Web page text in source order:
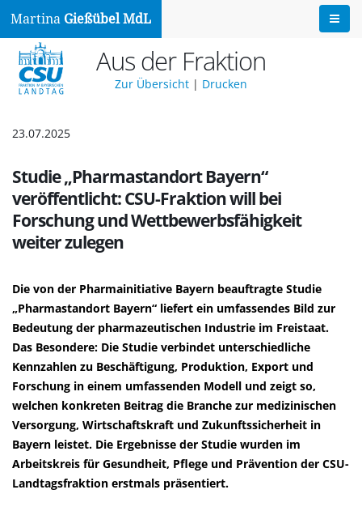
Martina Gießübel MdL
Aus der Fraktion
Zur Übersicht | Drucken
23.07.2025
Studie „Pharmastandort Bayern“
veröffentlicht: CSU-Fraktion will bei
Forschung und Wettbewerbsfähigkeit
weiter zulegen
Die von der Pharmainitiative Bayern beauftragte Studie
Pharmastandort Bayern“ liefert ein umfassendes Bild zur
Bedeutung der pharmazeutischen Industrie im Freistaat.
Das Besondere: Die Studie verbindet unterschiedliche
Kennzahlen zu Beschäftigung, Produktion, Export und
Forschung in einem umfassenden Modell und zeigt so,
welchen konkreten Beitrag die Branche zur medizinischen
Versorgung, Wirtschaftskraft und Zukunftssicherheit in
Bayern leistet. Die Ergebnisse der Studie wurden im
Arbeitskreis für Gesundheit, Pflege und Prävention der CSU-
Landtagsfraktion erstmals präsentiert.